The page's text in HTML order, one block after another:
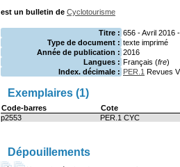
est un bulletin de Cyclotourisme
Titre : 656 - Avril 2016
Type de document : texte imprimé
Année de publication : 2016
Langues : Français (fre)
Index. décimale : PER.1 Revues
Exemplaires (1)
Code-barres
Cote
p2553
PER.1 CYC
Dépouillements